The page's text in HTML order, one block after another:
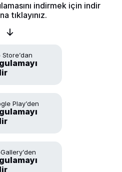
indirmek için indir
tıklayınız.
Store’dan
Play’den